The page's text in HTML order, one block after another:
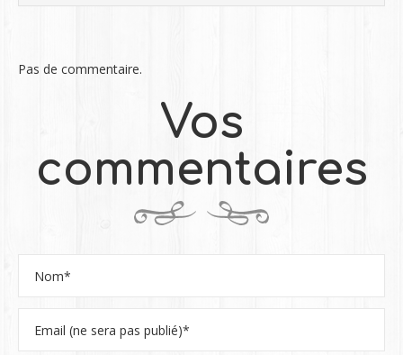
Pas de commentaire.
Vos
commentaires